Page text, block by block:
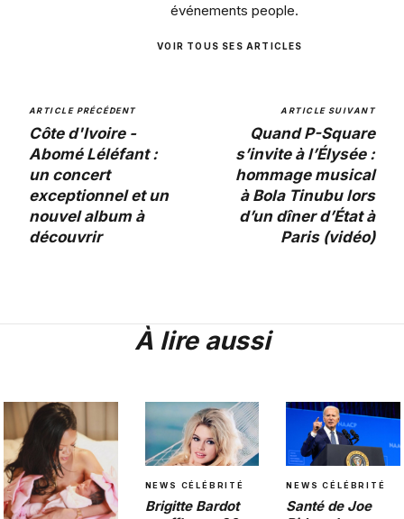
événements people.
VOIR TOUS SES ARTICLES
ARTICLE PRÉCÉDENT
Côte d'Ivoire -
Abomé Léléfant :
un concert
exceptionnel et un
nouvel album à
découvrir
ARTICLE SUIVANT
Quand P-Square
s’invite à l’Élysée :
hommage musical
à Bola Tinubu lors
d’un dîner d’État à
Paris (vidéo)
À lire aussi
NEWS CÉLÉBRITÉ
Brigitte Bardot
NEWS CÉLÉBRITÉ
Santé de Joe